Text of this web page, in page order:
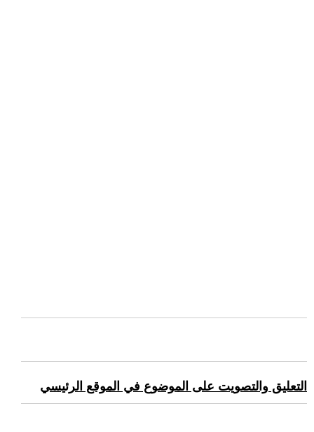
التعليق والتصويت على الموضوع في الموقع الرئيسي